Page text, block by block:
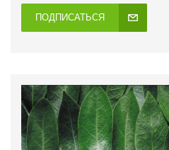
ПОДПИСАТЬСЯ